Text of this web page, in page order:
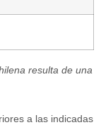
resulta de una
a las indicadas